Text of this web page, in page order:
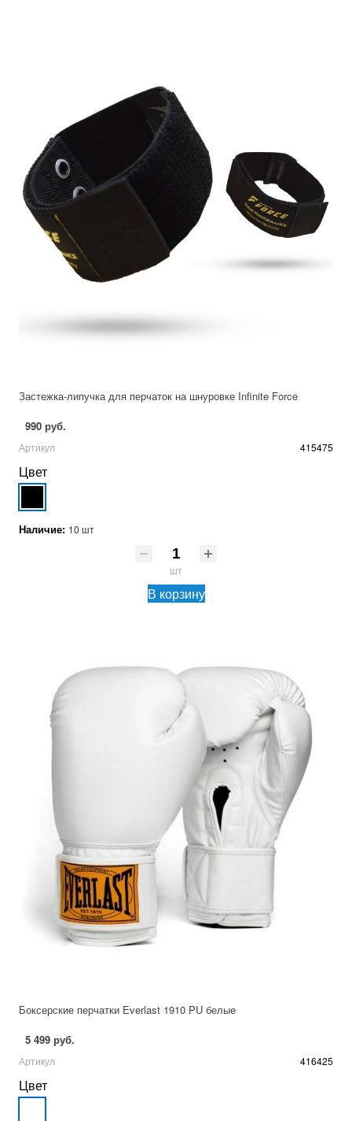
Застежка-липучка для перчаток на шнуровке Infinite Force
990 руб.
Артикул 415475
Цвет
Наличие: 10 шт
шт
В корзину
Боксерские перчатки Everlast 1910 PU белые
5 499 руб.
Артикул 416425
Цвет